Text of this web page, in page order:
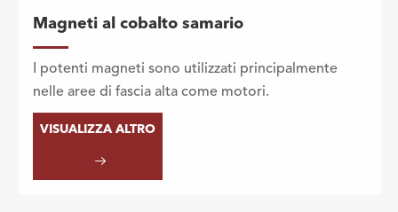
Magneti al cobalto samario
I potenti magneti sono utilizzati principalmente
nelle aree di fascia alta come motori.
VISUALIZZA ALTRO
